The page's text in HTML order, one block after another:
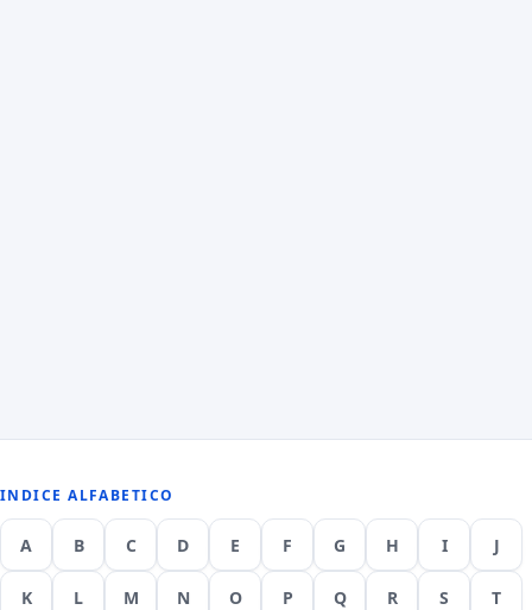
INDICE ALFABETICO
A B C D E F G H I J
K L M N O P Q R S T